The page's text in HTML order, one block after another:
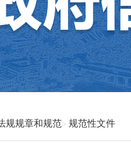
规规章和规范 规范性文件